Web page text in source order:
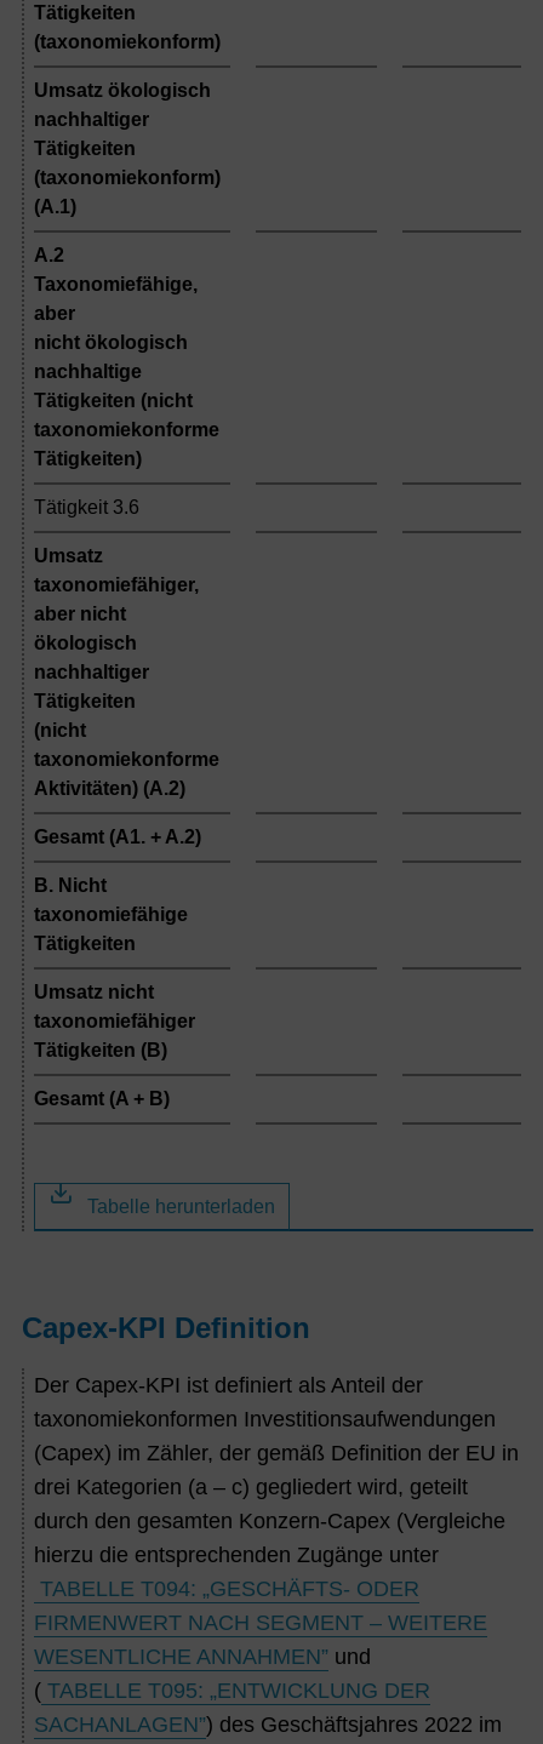
Tätigkeiten
(taxonomiekonform)
Umsatz ökologisch
nachhaltiger
Tätigkeiten
(taxonomiekonform)
(A.1)
A.2
Taxonomiefähige,
aber
nicht ökologisch
nachhaltige
Tätigkeiten (nicht
taxonomiekonforme
Tätigkeiten)
Tätigkeit 3.6
Umsatz
taxonomiefähiger,
aber nicht
ökologisch
nachhaltiger
Tätigkeiten
(nicht
taxonomiekonforme
Aktivitäten) (A.2)
Gesamt (A1. + A.2)
B. Nicht
taxonomiefähige
Tätigkeiten
Umsatz nicht
taxonomiefähiger
Tätigkeiten (B)
Gesamt (A + B)
Tabelle herunterladen
Capex-KPI Definition
Der Capex-KPI ist definiert als Anteil der
taxonomiekonformen Investitionsaufwendungen
(Capex) im Zähler, der gemäß Definition der EU in
drei Kategorien (a – c) gegliedert wird, geteilt
durch den gesamten Konzern-Capex (Vergleiche
hierzu die entsprechenden Zugänge unter
TABELLE T094: „GESCHÄFTS- ODER
FIRMENWERT NACH SEGMENT – WEITERE
WESENTLICHE ANNAHMEN” und
(TABELLE T095: „ENTWICKLUNG DER
SACHANLAGEN”) des Geschäftsjahres 2022 im